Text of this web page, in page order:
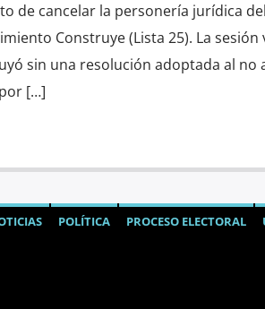
de cancelar la personería jurídica
Construye (Lista 25). La
sin una resolución adoptada al
[…]
POLÍTICA PROCESO ELECTORAL